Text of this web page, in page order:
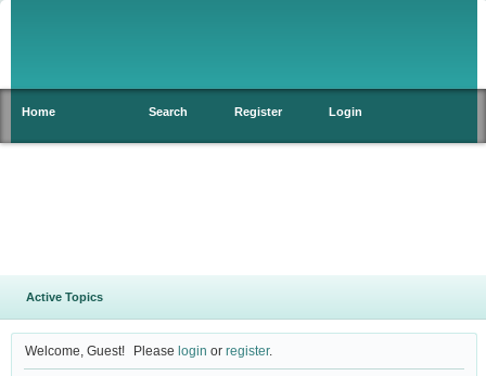
Home Search Register Login
Active Topics
Welcome, Guest! Pleaselogin orregister.